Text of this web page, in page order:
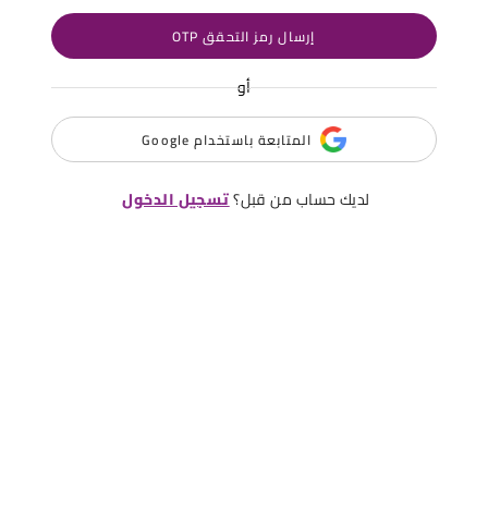
إرسال رمز التحقق OTP
أو
المتابعة باستخدام Google
لديك حساب من قبل؟تسجيل الدخول